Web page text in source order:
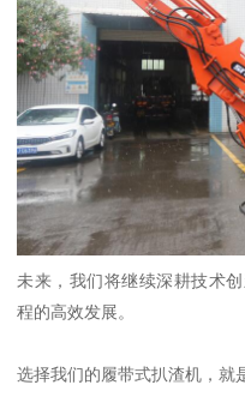
未来，我们将继续深耕技术
程的高效发展。
选择我们的履带式扒渣机，就